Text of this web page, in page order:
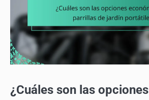
¿Cuáles son las opciones